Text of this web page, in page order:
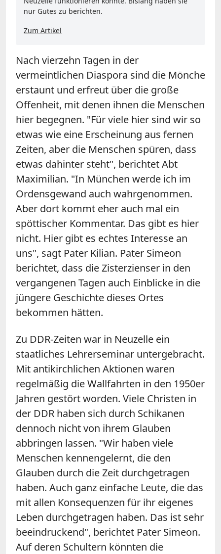
nur Gutes zu berichten.
Zum Artikel
Nach vierzehn Tagen in der
vermeintlichen Diaspora sind die Mönche
erstaunt und erfreut über die große
Offenheit, mit denen ihnen die Menschen
hier begegnen. "Für viele hier sind wir so
etwas wie eine Erscheinung aus fernen
Zeiten, aber die Menschen spüren, dass
etwas dahinter steht", berichtet Abt
Maximilian. "In München werde ich im
Ordensgewand auch wahrgenommen.
Aber dort kommt eher auch mal ein
spöttischer Kommentar. Das gibt es hier
nicht. Hier gibt es echtes Interesse an
uns", sagt Pater Kilian. Pater Simeon
berichtet, dass die Zisterzienser in den
vergangenen Tagen auch Einblicke in die
jüngere Geschichte dieses Ortes
bekommen hätten.
Zu DDR-Zeiten war in Neuzelle ein
staatliches Lehrerseminar untergebracht.
Mit antikirchlichen Aktionen waren
regelmäßig die Wallfahrten in den 1950er
Jahren gestört worden. Viele Christen in
der DDR haben sich durch Schikanen
dennoch nicht von ihrem Glauben
abbringen lassen. "Wir haben viele
Menschen kennengelernt, die den
Glauben durch die Zeit durchgetragen
haben. Auch ganz einfache Leute, die das
mit allen Konsequenzen für ihr eigenes
Leben durchgetragen haben. Das ist sehr
beeindruckend", berichtet Pater Simeon.
Auf deren Schultern könnten die